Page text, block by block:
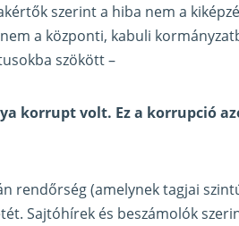
szerint a hiba nem a
a központi, kabuli
szökött –
korrupt volt. Ez a korrupció
rendőrség (amelynek tagjai
Sajtóhírek és beszámolók